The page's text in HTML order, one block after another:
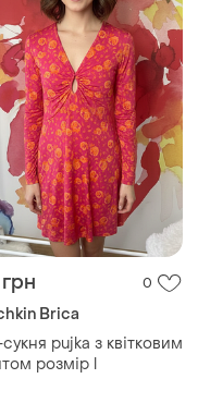
0
Brica
pujka з квітковим
розмір l